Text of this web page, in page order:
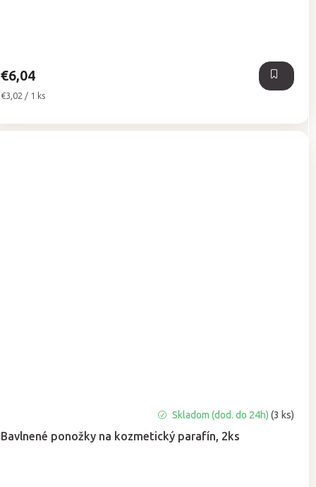
€6,04
Jednotková
€3,02 / 1 ks
Bavlnené ponožky na kozmetický parafín, 2ks
Skladom (dod. do 24h) (3 ks)